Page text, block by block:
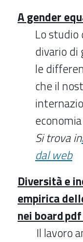
A gender
Lo studio
divario di
le
che il
Si trova in
dal web
Diversità e
empirica
nei board
Il lavoro